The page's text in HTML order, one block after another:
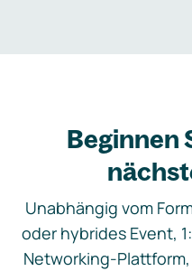
Beginnen
Unabhängig vom
oder hybrides Event,
Networking-